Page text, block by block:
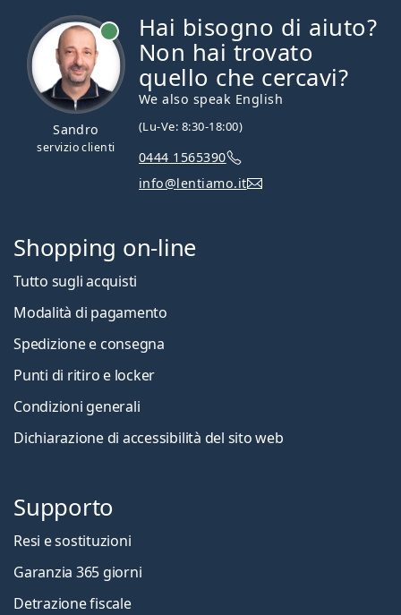
Sandro
servizio clienti
Hai bisogno di aiuto?
Non hai trovato
quello che cercavi?
We also speak English
(Lu-Ve: 8:30-18:00)
0444 1565390
info@lentiamo.it
Shopping on-line
Tutto sugli acquisti
Modalità di pagamento
Spedizione e consegna
Punti di ritiro e locker
Condizioni generali
Dichiarazione di accessibilità del sito web
Supporto
Resi e sostituzioni
Garanzia 365 giorni
Detrazione fiscale